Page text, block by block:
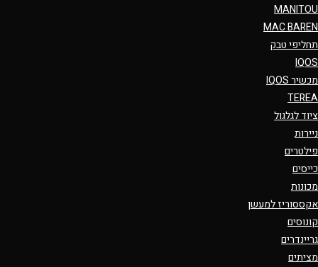
MANITOU
MAC BAREN
תחליפי טבק
IQOS
מכשיר IQOS
TEREA
ציוד לגלגול
ניירות
פילטרים
כייסים
מכונות
אקססוריז למעשן
קונוסים
גריינדרים
מציתים